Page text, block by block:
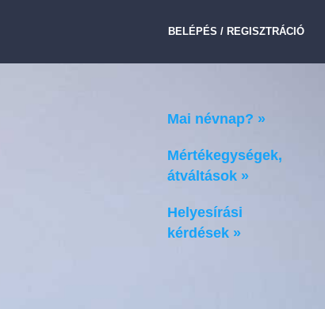
BELÉPÉS / REGISZTRÁCIÓ
Mai névnap? »
Mértékegységek,
átváltások »
Helyesírási
kérdések »